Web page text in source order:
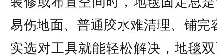
易伤地面、普通胶水难清理、铺
实选对工具就能轻松解决，地毯